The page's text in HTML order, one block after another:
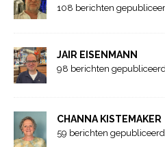
108 berichten
JAIR EISENMANN
98 berichten
CHANNA KISTEMAKER
59 berichten gepubliceerd